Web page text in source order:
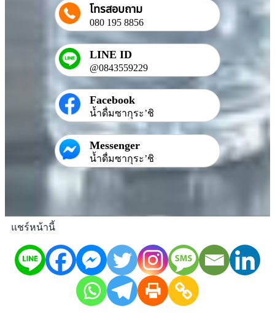
โทรสอบถาม
080 195 8856
LINE ID
@0843559229
Facebook
น้ำดื่มซากุระ’ชิ
Messenger
น้ำดื่มซากุระ’ชิ
แชร์หน้านี้